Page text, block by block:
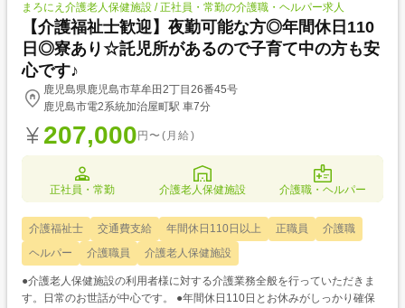
まろにえ介護老人保健施設 / 正社員・常勤の介護職・ヘルパー求人
【介護福祉士歓迎】夜勤可能な方◎年間休日110
日◎寮あり☆託児所があるので子育て中の方も安
心です♪
鹿児島県鹿児島市草牟田2丁目26番45号
鹿児島市電2系統加治屋町駅 車7分
207,000 円〜(月給)
正社員・常勤 介護老人保健施設 介護職・ヘルパー
介護福祉士 交通費支給 年間休日110日以上 正職員
介護職
ヘルパー
介護職員 介護老人保健施設
●介護老人保健施設の利用者様に対する介護業務全般を行っていただきま
す。日常のお世話が中心です。 ●年間休日110日とお休みがしっかり確保